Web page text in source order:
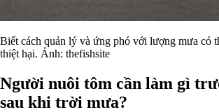
Biết cách quản lý và ứng phó với lượng mưa có
thiệt hại. Ảnh: thefishsite
Người nuôi tôm cần làm gì
sau khi trời mưa?